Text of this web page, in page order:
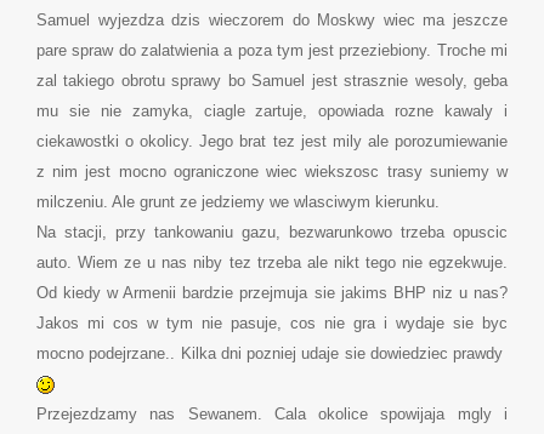
Samuel wyjezdza dzis wieczorem do Moskwy wiec ma jeszcze
pare spraw do zalatwienia a poza tym jest przeziebiony. Troche mi
zal takiego obrotu sprawy bo Samuel jest strasznie wesoly, geba
mu sie nie zamyka, ciagle zartuje, opowiada rozne kawaly i
ciekawostki o okolicy. Jego brat tez jest mily ale porozumiewanie
z nim jest mocno ograniczone wiec wiekszosc trasy suniemy w
milczeniu. Ale grunt ze jedziemy we wlasciwym kierunku.
Na stacji, przy tankowaniu gazu, bezwarunkowo trzeba opuscic
auto. Wiem ze u nas niby tez trzeba ale nikt tego nie egzekwuje.
Od kiedy w Armenii bardzie przejmuja sie jakims BHP niz u nas?
Jakos mi cos w tym nie pasuje, cos nie gra i wydaje sie byc
mocno podejrzane.. Kilka dni pozniej udaje sie dowiedziec prawdy
Przejezdzamy nas Sewanem. Cala okolice spowijaja mgly i